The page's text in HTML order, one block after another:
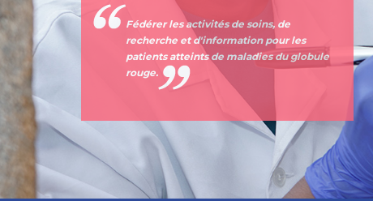
Fédérer les activités de soins, de
recherche et d'information pour les
patients atteints de maladies du globule
rouge.